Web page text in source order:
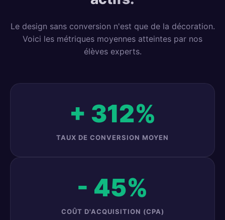
Le design sans conversion n'est que de la décoration.
Voici les métriques moyennes atteintes par nos
élèves experts.
+ 312%
TAUX DE CONVERSION MOYEN
- 45%
COÛT D'ACQUISITION (CPA)